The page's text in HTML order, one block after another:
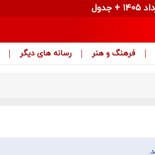
فرهنگ و هنر رسانه های دیگر